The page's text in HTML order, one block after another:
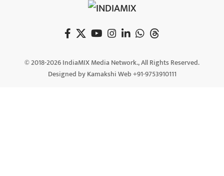
© 2018-2026 IndiaMIX Media Network., All Rights Reserved.
Designed by Kamakshi Web +91-9753910111